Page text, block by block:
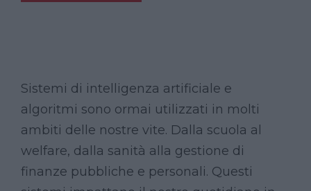
Sistemi di intelligenza artificiale e
algoritmi sono ormai utilizzati in molti
ambiti delle nostre vite. Dalla scuola al
welfare, dalla sanità alla gestione di
finanze pubbliche e personali. Questi